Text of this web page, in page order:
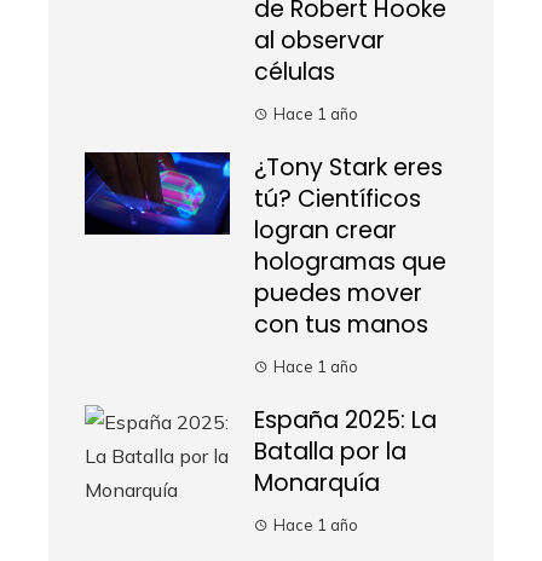
de Robert Hooke
al observar
células
Hace 1 año
¿Tony Stark eres
tú? Científicos
logran crear
hologramas que
puedes mover
con tus manos
Hace 1 año
España 2025: La
Batalla por la
Monarquía
Hace 1 año